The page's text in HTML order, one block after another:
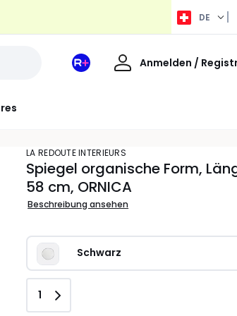
DE
Ihr
Anmelden /
Willkommen
LA REDOUTE INTERIEURS
Spiegel organische Form,
58 cm, ORNICA
Beschreibung ansehen
Schwarz
Anzahl
1